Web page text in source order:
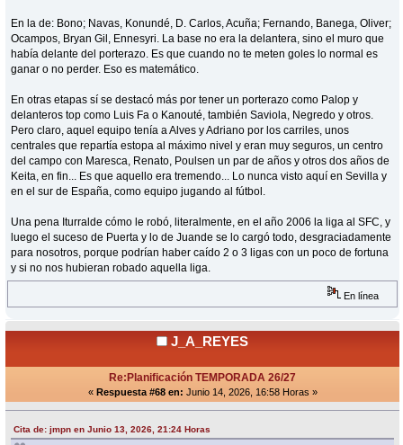
En la de: Bono; Navas, Konundé, D. Carlos, Acuña; Fernando, Banega, Oliver;
Ocampos, Bryan Gil, Ennesyri. La base no era la delantera, sino el muro que
había delante del porterazo. Es que cuando no te meten goles lo normal es
ganar o no perder. Eso es matemático.
En otras etapas sí se destacó más por tener un porterazo como Palop y
delanteros top como Luis Fa o Kanouté, también Saviola, Negredo y otros.
Pero claro, aquel equipo tenía a Alves y Adriano por los carriles, unos
centrales que repartía estopa al máximo nivel y eran muy seguros, un centro
del campo con Maresca, Renato, Poulsen un par de años y otros dos años de
Keita, en fin... Es que aquello era tremendo... Lo nunca visto aquí en Sevilla y
en el sur de España, como equipo jugando al fútbol.
Una pena Iturralde cómo le robó, literalmente, en el año 2006 la liga al SFC, y
luego el suceso de Puerta y lo de Juande se lo cargó todo, desgraciadamente
para nosotros, porque podrían haber caído 2 o 3 ligas con un poco de fortuna
y si no nos hubieran robado aquella liga.
En línea
J_A_REYES
Re:Planificación TEMPORADA 26/27
« Respuesta #68 en: Junio 14, 2026, 16:58 Horas »
Cita de: jmpn en Junio 13, 2026, 21:24 Horas